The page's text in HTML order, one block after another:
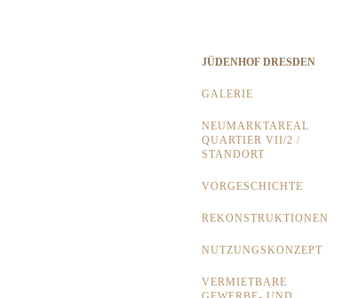
NavigationJÜDENHOF DRESDEN
GALERIE
NEUMARKTAREAL
QUARTIER VII/2 /
STANDORT
VORGESCHICHTE
REKONSTRUKTIONEN
NUTZUNGSKONZEPT
VERMIETBARE